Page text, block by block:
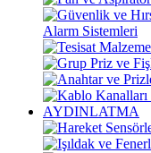
Alarm Sistemleri
AYDINLATMA